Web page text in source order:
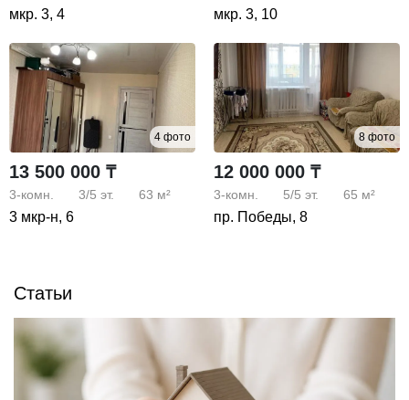
мкр. 3, 4 мкр. 3, 10
4 фото
13 500 000 ₸
3-комн. 3/5 эт. 63 м²
3 мкр-н, 6
8 фото
12 000 000 ₸
3-комн. 5/5 эт. 65 м²
пр. Победы, 8
Статьи